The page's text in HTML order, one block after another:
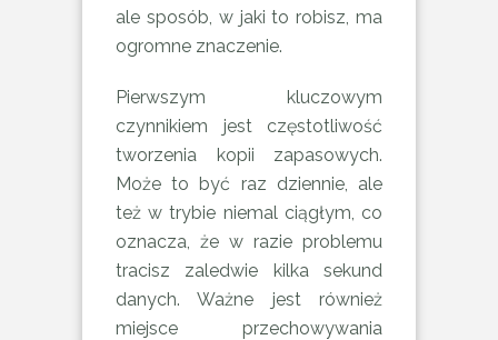
ale sposób, w jaki to robisz, ma
ogromne znaczenie.
Pierwszym kluczowym
czynnikiem jest częstotliwość
tworzenia kopii zapasowych.
Może to być raz dziennie, ale
też w trybie niemal ciągłym, co
oznacza, że w razie problemu
tracisz zaledwie kilka sekund
danych. Ważne jest również
miejsce przechowywania